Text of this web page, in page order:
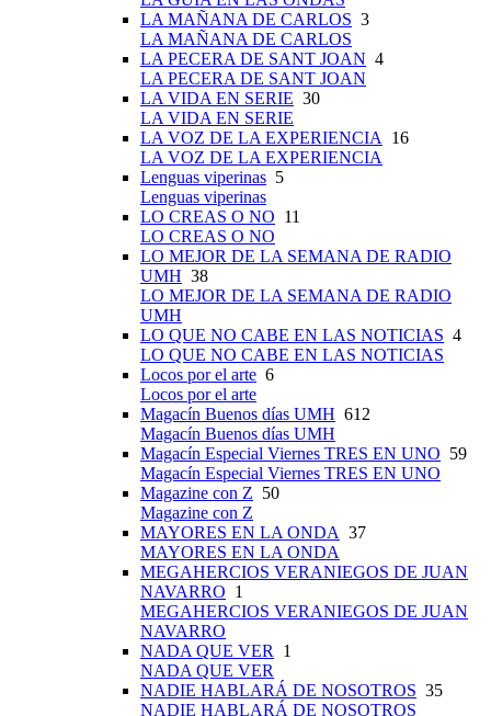
LA MAÑANA DE CARLOS 3
LA MAÑANA DE CARLOS
LA PECERA DE SANT JOAN 4
LA PECERA DE SANT JOAN
LA VIDA EN SERIE 30
LA VIDA EN SERIE
LA VOZ DE LA EXPERIENCIA
16
LA VOZ DE LA EXPERIENCIA
Lenguas viperinas 5
Lenguas viperinas
LO CREAS O NO 11
LO CREAS O NO
LO MEJOR DE LA SEMANA DE RADIO
UMH 38
LO MEJOR DE LA SEMANA DE RADIO
UMH
LO QUE NO CABE EN LAS NOTICIAS 4
LO QUE NO CABE EN LAS NOTICIAS
Locos por el arte 6
Locos por el arte
Magacín Buenos días UMH 612
Magacín Buenos días UMH
Magacín Especial Viernes TRES EN UNO 59
Magacín Especial Viernes TRES EN UNO
Magazine con Z 50
Magazine con Z
MAYORES EN LA ONDA 37
MAYORES EN LA ONDA
MEGAHERCIOS VERANIEGOS DE JUAN
NAVARRO 1
MEGAHERCIOS VERANIEGOS DE JUAN
NAVARRO
NADA QUE VER
1
NADA QUE VER
NADIE HABLARÁ DE NOSOTROS 35
NADIE HABLARÁ DE NOSOTROS